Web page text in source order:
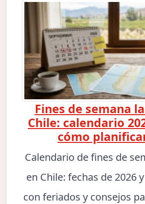
Fines de semana
Chile: calendario
cómo
Calendario de fines de
en Chile: fechas de 2026
con feriados y consejos